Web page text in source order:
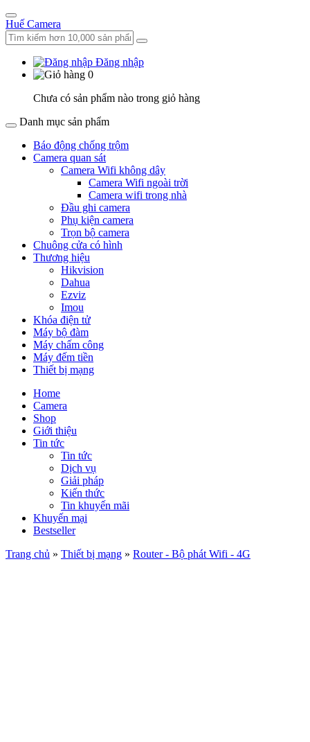
Huế Camera
Đăng nhập
0
Chưa có sản phẩm nào trong giỏ hàng
Danh mục sản phẩm
Báo động chống trộm
Camera quan sát
Camera Wifi không dây
Camera Wifi ngoài trời
Camera wifi trong nhà
Đầu ghi camera
Phụ kiện camera
Trọn bộ camera
Chuông cửa có hình
Thương hiệu
Hikvision
Dahua
Ezviz
Imou
Khóa điện tử
Máy bộ đàm
Máy chấm công
Máy đếm tiền
Thiết bị mạng
Home
Camera
Shop
Giới thiệu
Tin tức
Tin tức
Dịch vụ
Giải pháp
Kiến thức
Tin khuyến mãi
Khuyến mại
Bestseller
Trang chủ » Thiết bị mạng » Router - Bộ phát Wifi - 4G